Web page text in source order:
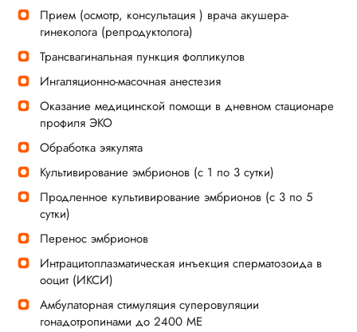
Прием (осмотр, консультация ) врача акушера-
гинеколога (репродуктолога)
Трансвагинальная пункция фолликулов
Ингаляционно-масочная анестезия
Оказание медицинской помощи в дневном стационаре
профиля ЭКО
Обработка эякулята
Культивирование эмбрионов (с 1 по 3 сутки)
Продленное культивирование эмбрионов (с 3 по 5
сутки)
Перенос эмбрионов
Интрацитоплазматическая инъекция сперматозоида в
ооцит (ИКСИ)
Амбулаторная стимуляция суперовуляции
гонадотропинами до 2400 МЕ